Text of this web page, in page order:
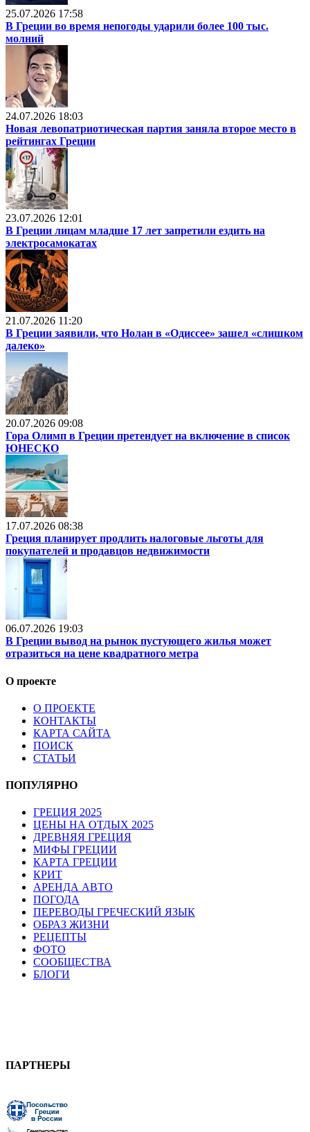
25.07.2026 17:58
В Греции во время непогоды ударили более 100 тыс.
молний
24.07.2026 18:03
Новая левопатриотическая партия заняла второе место в
рейтингах Греции
23.07.2026 12:01
В Греции лицам младше 17 лет запретили ездить на
электросамокатах
21.07.2026 11:20
В Греции заявили, что Нолан в «Одиссее» зашел «слишком
далеко»
20.07.2026 09:08
Гора Олимп в Греции претендует на включение в список
ЮНЕСКО
17.07.2026 08:38
Греция планирует продлить налоговые льготы для
покупателей и продавцов недвижимости
06.07.2026 19:03
В Греции вывод на рынок пустующего жилья может
отразиться на цене квадратного метра
О проекте
О ПРОЕКТЕ
КОНТАКТЫ
КАРТА САЙТА
ПОИСК
СТАТЬИ
ПОПУЛЯРНО
ГРЕЦИЯ 2025
ЦЕНЫ НА ОТДЫХ 2025
ДРЕВНЯЯ ГРЕЦИЯ
МИФЫ ГРЕЦИИ
КАРТА ГРЕЦИИ
КРИТ
АРЕНДА АВТО
ПОГОДА
ПЕРЕВОДЫ ГРЕЧЕСКИЙ ЯЗЫК
ОБРАЗ ЖИЗНИ
РЕЦЕПТЫ
ФОТО
СООБЩЕСТВА
БЛОГИ
ПАРТНЕРЫ